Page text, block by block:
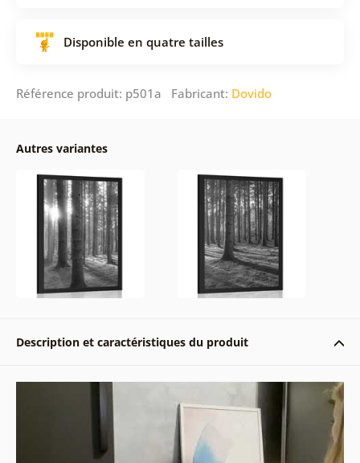
Disponible en quatre tailles
Référence produit: p501a Fabricant: Dovido
Autres variantes
Description et caractéristiques du produit